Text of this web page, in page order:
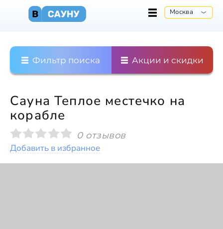
Москва
Фильтр поиска Акции и скидки
Сауна Теплое местечко на
корабле
0 отзывов
Добавить в избранное